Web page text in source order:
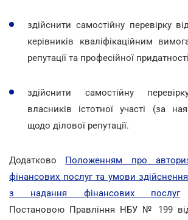
здійснити самостійну перевірку
керівників кваліфікаційним
репутації та професійної
здійснити самостійну
власників істотної участі (за
щодо ділової репутації.
Додатково Положенням про
фінансових послуг та умови
з надання фінансових послуг
Постановою Правління НБУ № 199